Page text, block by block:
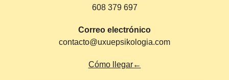
608 379 697
Correo electrónico
contacto@uxuepsikologia.com
Cómo llegar←